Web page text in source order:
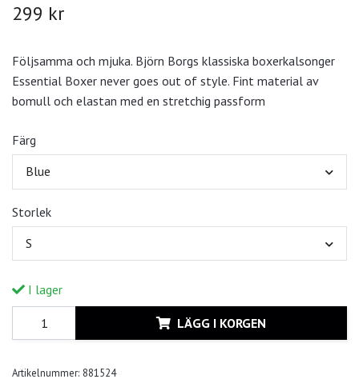
299 kr
Följsamma och mjuka. Björn Borgs klassiska boxerkalsonger
Essential Boxer never goes out of style. Fint material av
bomull och elastan med en stretchig passform
Färg
Blue
Storlek
S
I lager
LÄGG I KORGEN
Artikelnummer: 881524